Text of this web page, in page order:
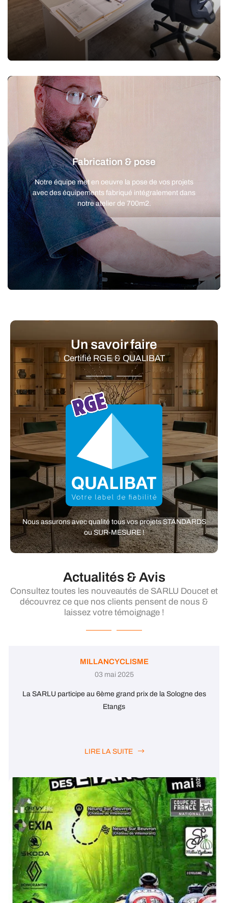
Fabrication & pose
Notre équipe met en oeuvre la pose de vos projets
avec des équipements fabriqué intégralement dans
notre atelier de 700m2.
Un savoir faire
Certifié RGE & QUALIBAT
Nous assurons avec qualité tous vos projets STANDARDS
ou SUR-MESURE !
Actualités & Avis
Consultez toutes les nouveautés de SARLU Doucet et
découvrez ce que nos clients pensent de nous &
laissez votre témoignage !
MILLANCYCLISME
03 mai 2025
La SARLU participe au 6ème grand prix de la Sologne des
Etangs
LIRE LA SUITE